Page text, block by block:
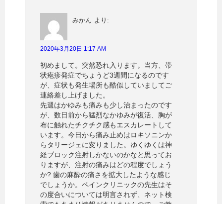
みかん より:
2020年3月20日 1:17 AM
初めまして。突然恐れ入ります。当方、帯
状疱疹発症でちょうど3週間になるのです
が、症状も発生場所も酷似していましてご
連絡差し上げました。
先週はかゆみも痛みも少し治まったのです
が、数日前から猛烈なかゆみが復活、胸が
布に触れたチクチク感もエスカレートして
います。今日から痛み止めはロキソニンか
らタリージェに変りました。ゆくゆくは神
経ブロック注射しかないのかなと思ってお
りますが、注射の痛みはどの程度でしょう
か? 歯の麻酔の痛さを拡大したような感じ
でしょうか。ペインクリニックの先生はそ
の度合いについては明言されず、ネット検